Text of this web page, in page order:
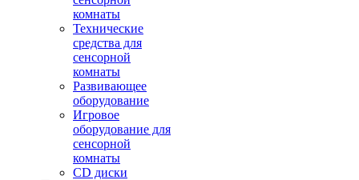
комнаты
Технические
средства для
сенсорной
комнаты
Развивающее
оборудование
Игровое
оборудование для
сенсорной
комнаты
CD диски